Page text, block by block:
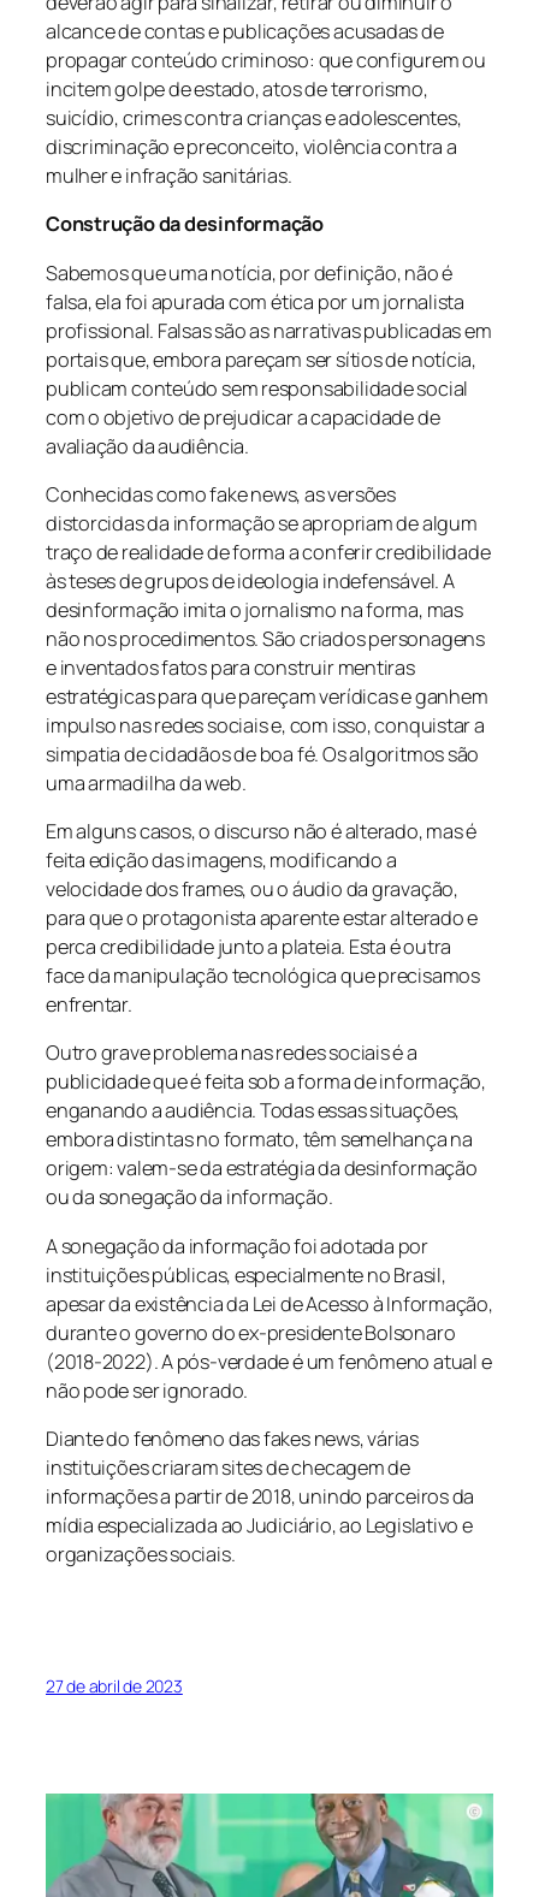
alcance de contas e publicações acusadas de
propagar conteúdo criminoso: que configurem ou
incitem golpe de estado, atos de terrorismo,
suicídio, crimes contra crianças e adolescentes,
discriminação e preconceito, violência contra a
mulher e infração sanitárias.
Construção da desinformação
Sabemos que uma notícia, por definição, não é
falsa, ela foi apurada com ética por um jornalista
profissional. Falsas são as narrativas publicadas em
portais que, embora pareçam ser sítios de notícia,
publicam conteúdo sem responsabilidade social
com o objetivo de prejudicar a capacidade de
avaliação da audiência.
Conhecidas como fake news, as versões
distorcidas da informação se apropriam de algum
traço de realidade de forma a conferir credibilidade
às teses de grupos de ideologia indefensável. A
desinformação imita o jornalismo na forma, mas
não nos procedimentos. São criados personagens
e inventados fatos para construir mentiras
estratégicas para que pareçam verídicas e ganhem
impulso nas redes sociais e, com isso, conquistar a
simpatia de cidadãos de boa fé. Os algoritmos são
uma armadilha da web.
Em alguns casos, o discurso não é alterado, mas é
feita edição das imagens, modificando a
velocidade dos frames, ou o áudio da gravação,
para que o protagonista aparente estar alterado e
perca credibilidade junto a plateia. Esta é outra
face da manipulação tecnológica que precisamos
enfrentar.
Outro grave problema nas redes sociais é a
publicidade que é feita sob a forma de informação,
enganando a audiência. Todas essas situações,
embora distintas no formato, têm semelhança na
origem: valem-se da estratégia da desinformação
ou da sonegação da informação.
A sonegação da informação foi adotada por
instituições públicas, especialmente no Brasil,
apesar da existência da Lei de Acesso à Informação,
durante o governo do ex-presidente Bolsonaro
(2018-2022). A pós-verdade é um fenômeno atual e
não pode ser ignorado.
Diante do fenômeno das fakes news, várias
instituições criaram sites de checagem de
informações a partir de 2018, unindo parceiros da
mídia especializada ao Judiciário, ao Legislativo e
organizações sociais.
27 de abril de 2023